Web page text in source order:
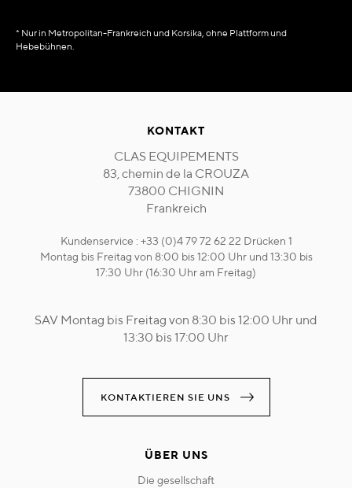
* Nur in Metropolitan-Frankreich und Korsika, ohne Plattform und
Hebebühnen.
KONTAKT
CLAS EQUIPEMENTS
83, chemin de la CROUZA
73800 CHIGNIN
Frankreich
Kundenservice : +33 (0)4 79 72 62 22 Drücken 1
Montag bis Freitag von 8:00 bis 12:00 Uhr und 13:30 bis
17:30 Uhr (16:30 Uhr am Freitag)
SAV Montag bis Freitag von 8:30 bis 12:00 Uhr und
13:30 bis 17:00 Uhr
KONTAKTIEREN SIE UNS
ÜBER UNS
die gesellschaft